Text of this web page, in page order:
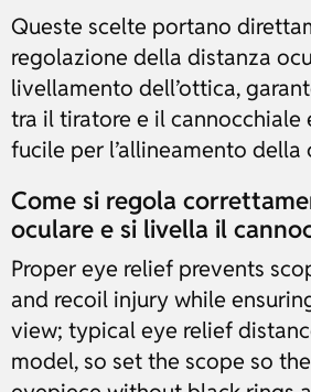
Queste scelte portano
regolazione della distanza
livellamento dell’ottica,
tra il tiratore e il cannocchiale
fucile per l’allineamento della
Come si regola
oculare e si livella il
Proper eye relief prevents
and recoil injury while
view; typical eye relief
model, so set the scope so